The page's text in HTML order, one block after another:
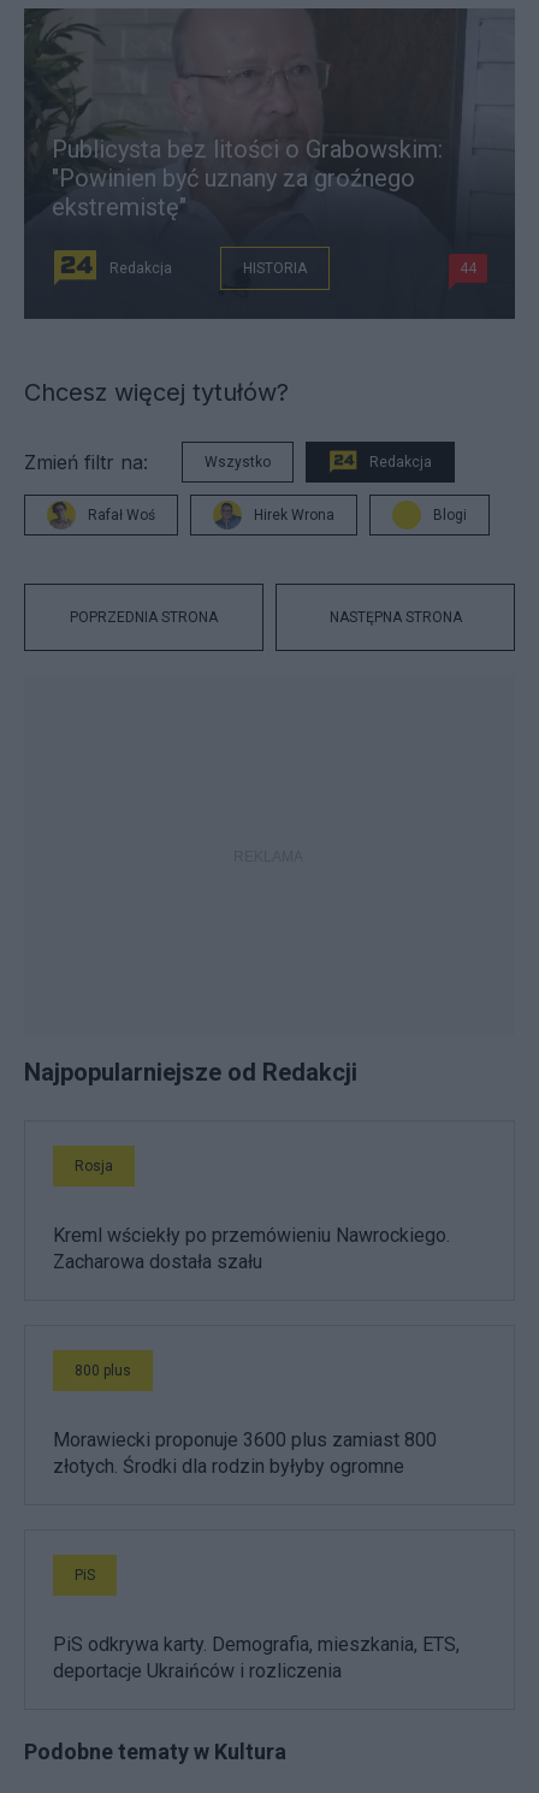
Publicysta bez litości o Grabowskim:
"Powinien być uznany za groźnego
ekstremistę"
Redakcja HISTORIA 44
Chcesz więcej tytułów?
Zmień filtr na: Wszystko Redakcja
Rafał Woś Hirek Wrona Blogi
POPRZEDNIA STRONA NASTĘPNA STRONA
Najpopularniejsze od Redakcji
Rosja
Kreml wściekły po przemówieniu Nawrockiego.
Zacharowa dostała szału
800 plus
Morawiecki proponuje 3600 plus zamiast 800
złotych. Środki dla rodzin byłyby ogromne
PiS
PiS odkrywa karty. Demografia, mieszkania, ETS,
deportacje Ukraińców i rozliczenia
Podobne tematy w Kultura